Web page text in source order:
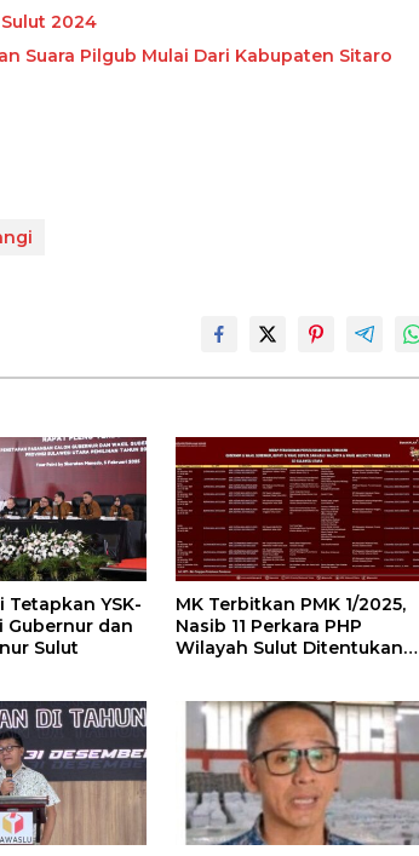
2024
Suara Pilgub Mulai Dari Kabupaten Sitaro
Tetapkan YSK-
Gubernur dan
Sulut
MK Terbitkan PMK 1/2025,
Nasib 11 Perkara PHP
Wilayah Sulut Ditentukan